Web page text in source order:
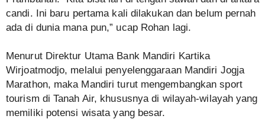
candi. Ini baru pertama kali dilakukan dan belum pernah
ada di dunia mana pun,” ucap Rohan lagi.
Menurut Direktur Utama Bank Mandiri Kartika
Wirjoatmodjo, melalui penyelenggaraan Mandiri Jogja
Marathon, maka Mandiri turut mengembangkan sport
tourism di Tanah Air, khususnya di wilayah-wilayah yang
memiliki potensi wisata yang besar.